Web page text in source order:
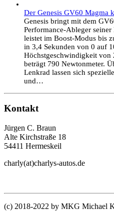
Der Genesis GV60 Magma
Genesis bringt mit dem
Performance-Ableger
leistet im Boost-Modus bis
in 3,4 Sekunden von 0 auf
Höchstgeschwindigkeit von
beträgt 790 Newtonmeter.
Lenkrad lassen sich
und…
Kontakt
Jürgen C. Braun
Alte Kirchstraße 18
54411 Hermeskeil
charly(at)charlys-autos.de
(c) 2018-2022 by MKG Michael